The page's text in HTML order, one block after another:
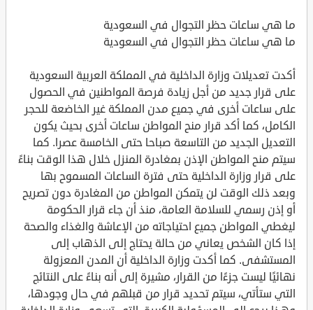
ما هي ساعات حظر التجوال في السعودية
ما هي ساعات حظر التجوال في السعودية
أكدت تعديلات وزارة الداخلية في المملكة العربية السعودية
على قرار جديد من أجل زيادة فرصة المواطنين في الحصول
على ساعات أخرى في جميع مدن المملكة غير الخاضعة للحجر
الكامل، كما أكد قرار منح المواطن ساعات أخرى بحيث يكون
التعديل الجديد من التاسعة صباحا حتى الخامسة عصرا. كما
سيتم منح المواطن الإذن بمغادرة المنزل خلال هذا الوقت بناءً
على قرار وزارة الداخلية حتى فترة الساعات المسموح بها
وبعد ذلك الوقت لن يتمكن المواطن من المغادرة دون تصريح
أو إذن رسمي للسلامة العامة، منذ أن جاء قرار الحكومة
ليغطي المواطن جميع احتياجاته من الإعاشة والغذاء والصحة
إذا كان الشخص يعاني من حالة يحتاج إلى الذهاب إلى
المستشفى. كما أكدت وزارة الداخلية أن المدن المعزولة
نهائيًا ليست جزءًا من القرار، مشيرة إلى أنه بناءً على النتائج
التي ستأتي، سيتم تحديد قرار من قبلهم في حال وجودها،